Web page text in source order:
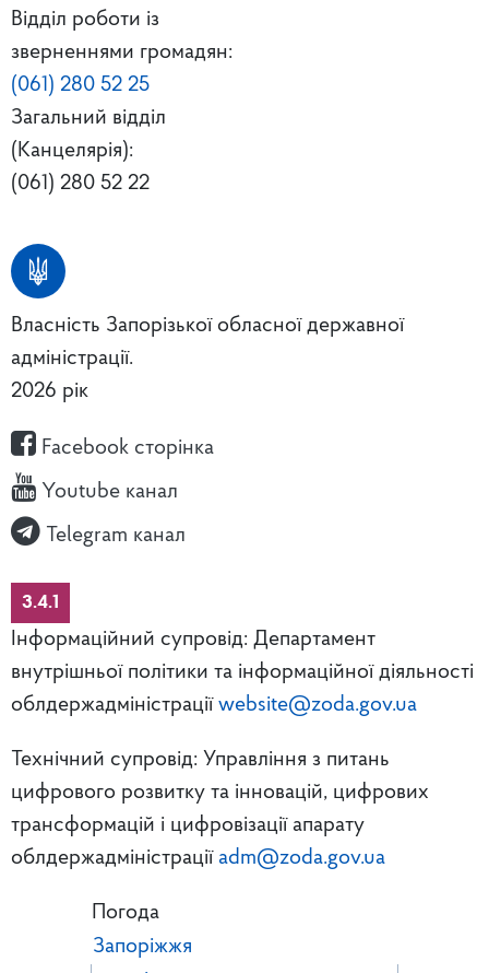
Відділ роботи із
зверненнями громадян:
(061) 280 52 25
Загальний відділ
(Канцелярія):
(061) 280 52 22
Власність Запорізької обласної державної
адміністрації.
2026 рік
Facebook сторінка
Youtube канал
Telegram канал
3.4.1
Інформаційний супровід: Департамент
внутрішньої політики та інформаційної діяльності
облдержадміністрації website@zoda.gov.ua
Технічний супровід: Управління з питань
цифрового розвитку та інновацій, цифрових
трансформацій і цифровізації апарату
облдержадміністрації adm@zoda.gov.ua
Погода
Запоріжжя